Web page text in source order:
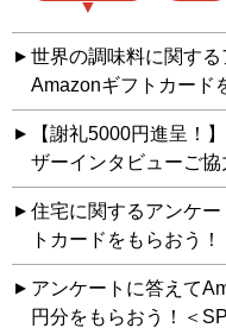
世界の調味料に関す
Amazonギフトカード
【謝礼5000円進呈！
ザーインタビューご協
住宅に関するアンケ
トカードをもらおう！
アンケートに答えて
円分をもらおう！＜